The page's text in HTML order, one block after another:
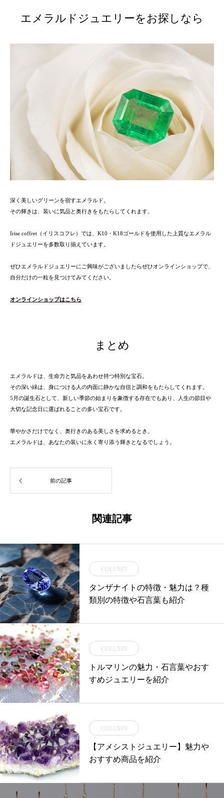
エメラルドジュエリーをお探しなら
深く美しいグリーンを宿すエメラルド。
その輝きは、装いに気品と奥行きをもたらしてくれます。
Irise coffret（イリスコフレ）では、K10・K18ゴールドを使用した上質なエメラル
ドジュエリーを多数取り揃えています。
ぜひエメラルドジュエリーにご興味がございましたらぜひオンラインショップで、
自分だけの一粒を見つけてみてください。
オンラインショップはこちら
まとめ
エメラルドは、生命力と気品をあわせ持つ特別な宝石。
その深い緑は、身につける人の内面に静かな自信と調和をもたらしてくれます。
5月の誕生石として、新しい季節の始まりを象徴する存在でもあり、人生の節目や
大切な記念日に選ばれることの多い宝石です。
華やかさだけでなく、奥行きのある美しさを求めるとき。
エメラルドは、あなたの装いに永く寄り添う輝きとなるでしょう。
前の記事
関連記事
COLUMN
タンザナイトの特徴・魅力は？種
類別の特徴や石言葉も紹介
COLUMN
トルマリンの魅力・石言葉やおす
すめジュエリーを紹介
COLUMN
【アメシストジュエリー】魅力や
おすすめ商品を紹介